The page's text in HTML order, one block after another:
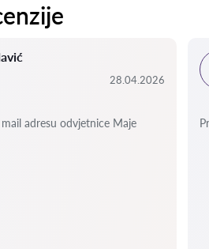
28.04.2026
adresu odvjetnice Maje